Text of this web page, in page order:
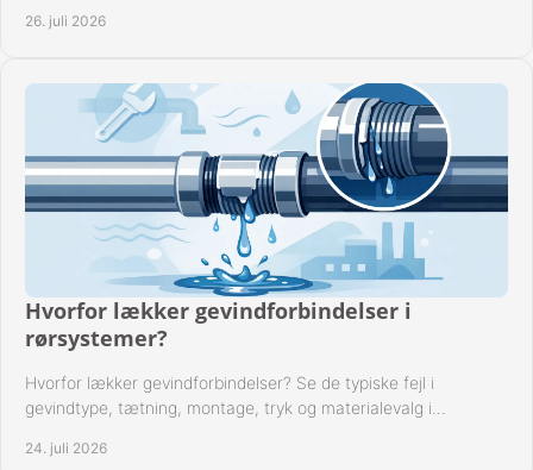
26. juli 2026
Hvorfor lækker gevindforbindelser i
rørsystemer?
Hvorfor lækker gevindforbindelser? Se de typiske fejl i
gevindtype, tætning, montage, tryk og materialevalg i
24. juli 2026